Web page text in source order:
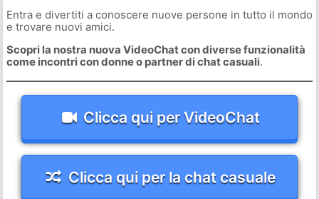
Entra e divertiti a conoscere nuove persone in tutto il mondo
e trovare nuovi amici.
Scopri la nostra nuova VideoChat con diverse funzionalità
come incontri con donne o partner di chat casuali.
Clicca qui per VideoChat
Clicca qui per la chat casuale